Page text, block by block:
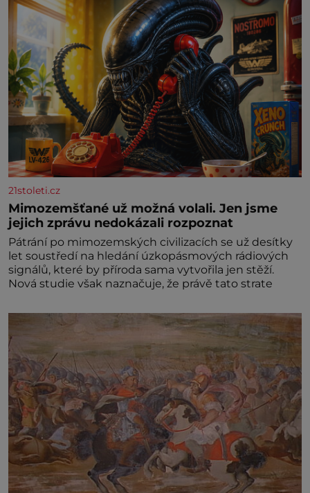
21stoleti.cz
Mimozemšťané už možná volali. Jen jsme
jejich zprávu nedokázali rozpoznat
Pátrání po mimozemských civilizacích se už desítky
let soustředí na hledání úzkopásmových rádiových
signálů, které by příroda sama vytvořila jen stěží.
Nová studie však naznačuje, že právě tato strate